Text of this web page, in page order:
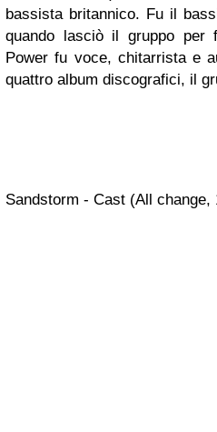
bassista britannico. Fu il
quando lasciò il gruppo per
Power fu voce, chitarrista e
quattro album discografici, il
Sandstorm - Cast (All change,